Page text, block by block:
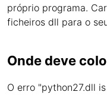
próprio programa.
ficheiros dll para o
Onde deve
O erro "python27.dll